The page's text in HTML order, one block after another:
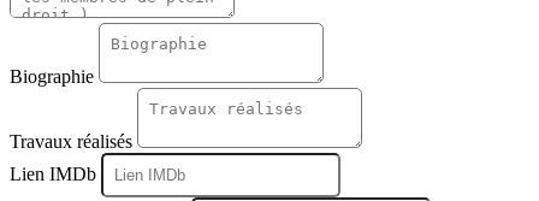
Biographie
Travaux réalisés
Lien IMDb